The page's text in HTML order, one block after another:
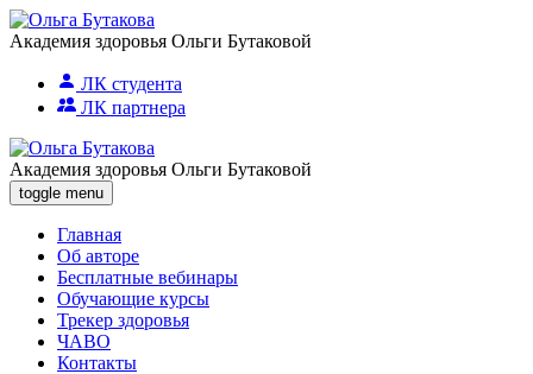
Академия здоровья Ольги Бутаковой
ЛК студента
ЛК партнера
Академия здоровья Ольги Бутаковой
toggle menu
Главная
Об авторе
Бесплатные вебинары
Обучающие курсы
Трекер здоровья
ЧАВО
Контакты